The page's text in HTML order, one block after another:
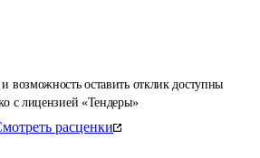
возможность оставить отклик доступны
с лицензией «Тендеры»
расценки